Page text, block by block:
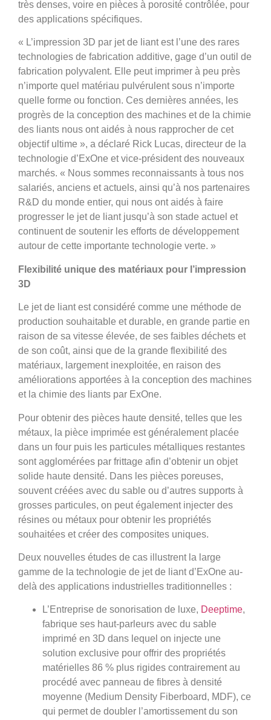
très denses, voire en pièces à porosité contrôlée, pour
des applications spécifiques.
« L’impression 3D par jet de liant est l’une des rares
technologies de fabrication additive, gage d’un outil de
fabrication polyvalent. Elle peut imprimer à peu près
n’importe quel matériau pulvérulent sous n’importe
quelle forme ou fonction. Ces dernières années, les
progrès de la conception des machines et de la chimie
des liants nous ont aidés à nous rapprocher de cet
objectif ultime », a déclaré Rick Lucas, directeur de la
technologie d’ExOne et vice-président des nouveaux
marchés. « Nous sommes reconnaissants à tous nos
salariés, anciens et actuels, ainsi qu’à nos partenaires
R&D du monde entier, qui nous ont aidés à faire
progresser le jet de liant jusqu’à son stade actuel et
continuent de soutenir les efforts de développement
autour de cette importante technologie verte. »
Flexibilité unique des matériaux pour l’impression
3D
Le jet de liant est considéré comme une méthode de
production souhaitable et durable, en grande partie en
raison de sa vitesse élevée, de ses faibles déchets et
de son coût, ainsi que de la grande flexibilité des
matériaux, largement inexploitée, en raison des
améliorations apportées à la conception des machines
et la chimie des liants par ExOne.
Pour obtenir des pièces haute densité, telles que les
métaux, la pièce imprimée est généralement placée
dans un four puis les particules métalliques restantes
sont agglomérées par frittage afin d’obtenir un objet
solide haute densité. Dans les pièces poreuses,
souvent créées avec du sable ou d’autres supports à
grosses particules, on peut également injecter des
résines ou métaux pour obtenir les propriétés
souhaitées et créer des composites uniques.
Deux nouvelles études de cas illustrent la large
gamme de la technologie de jet de liant d’ExOne au-
delà des applications industrielles traditionnelles :
L’Entreprise de sonorisation de luxe, Deeptime,
fabrique ses haut-parleurs avec du sable
imprimé en 3D dans lequel on injecte une
solution exclusive pour offrir des propriétés
matérielles 86 % plus rigides contrairement au
procédé avec panneau de fibres à densité
moyenne (Medium Density Fiberboard, MDF), ce
qui permet de doubler l’amortissement du son